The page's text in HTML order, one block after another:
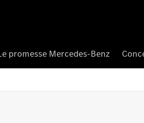
promesse Mercedes-Benz